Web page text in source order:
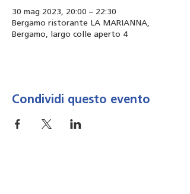
30 mag 2023, 20:00 – 22:30
Bergamo ristorante LA MARIANNA,
Bergamo, largo colle aperto 4
Condividi questo evento